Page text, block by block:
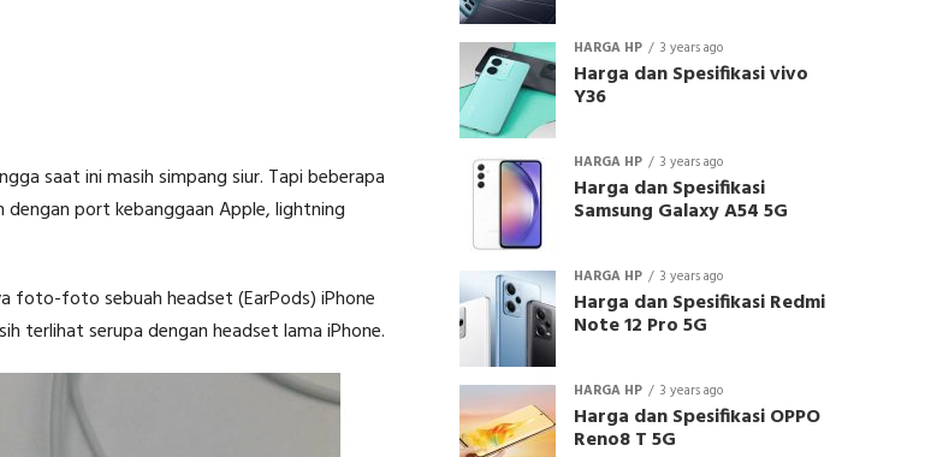
saat ini masih simpang siur. Tapi beberapa
port kebanggaan Apple, lightning
foto-foto sebuah headset (EarPods) iPhone
terlihat serupa dengan headset lama iPhone.
HARGA HP 3 years ago
Harga dan Spesifikasi vivo
Y36
HARGA HP 3 years ago
Harga dan Spesifikasi
Samsung Galaxy A54 5G
HARGA HP 3 years ago
Harga dan Spesifikasi Redmi
Note 12 Pro 5G
HARGA HP 3 years ago
Harga dan Spesifikasi OPPO
Reno8 T 5G